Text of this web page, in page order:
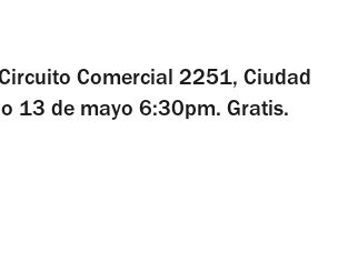
Comercial 2251, Ciudad
13 de mayo 6:30pm. Gratis.